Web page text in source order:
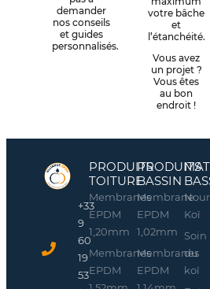
demander
nos conseils
et guides
personnalisés.
votre bâche
et
l’étanchéité.
Vous avez
un projet ?
Vous êtes
au bon
endroit !
+33
9
60
19
53
PRODUITS
TOITURE
Membranes
EPDM
1,20mm
Membranes
EPDM
PRODUITS
BASSIN
Membrane
EPDM
1,02mm
Membranes
EPDM
Koï
Soin
du
koï